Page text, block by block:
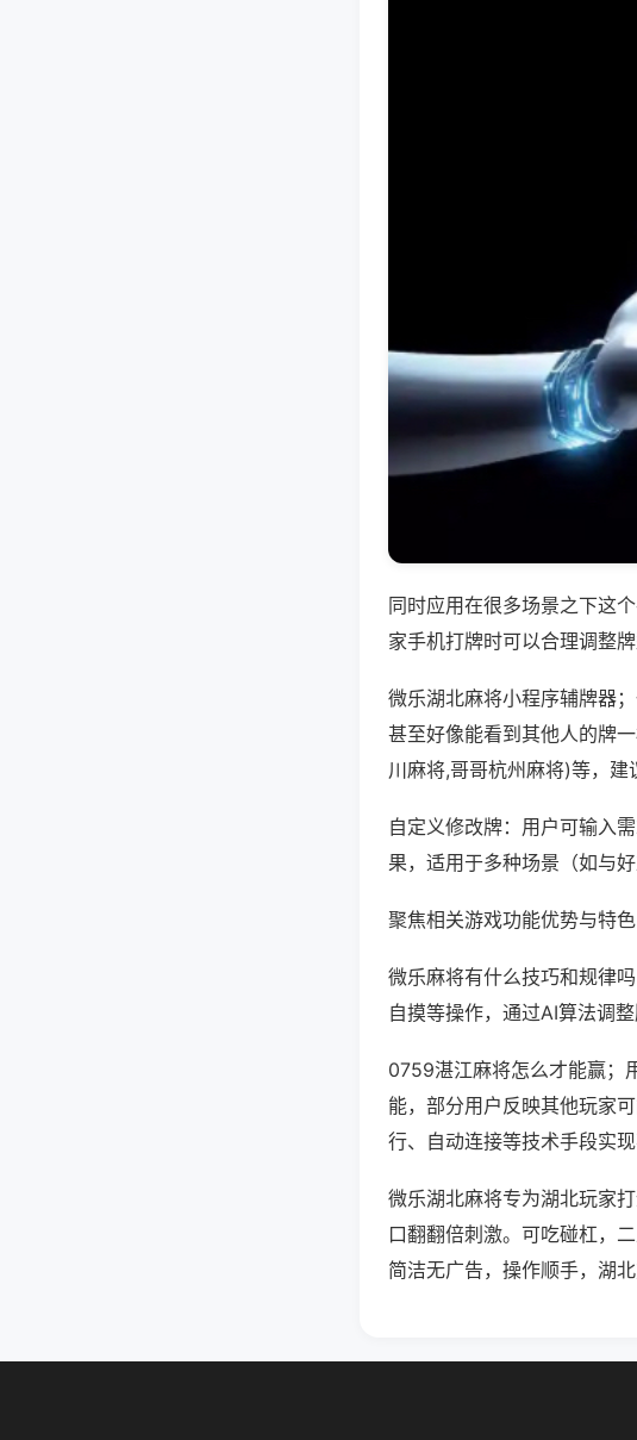
同时应用在很多场景之下这
家手机打牌时可以合理调整
微乐湖北麻将小程序辅牌器
甚至好像能看到其他人的牌
川麻将,哥哥杭州麻将)等，建
自定义修改牌：用户可输入
果，适用于多种场景（如与
聚焦相关游戏功能优势与特色
微乐麻将有什么技巧和规律
自摸等操作，通过AI算法调
0759湛江麻将怎么才能赢；
能，部分用户反映其他玩家
行、自动连接等技术手段实现
微乐湖北麻将专为湖北玩家
口翻翻倍刺激。可吃碰杠，
简洁无广告，操作顺手，湖